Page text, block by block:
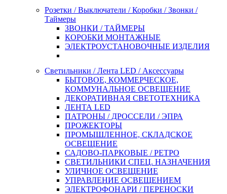
Розетки / Выключатели / Коробки / Звонки /
Таймеры
ЗВОНКИ / ТАЙМЕРЫ
КОРОБКИ МОНТАЖНЫЕ
ЭЛЕКТРОУСТАНОВОЧНЫЕ ИЗДЕЛИЯ
Светильники / Лента LED / Аксессуары
БЫТОВОЕ, КОММЕРЧЕСКОЕ,
КОММУНАЛЬНОЕ ОСВЕЩЕНИЕ
ДЕКОРАТИВНАЯ СВЕТОТЕХНИКА
ЛЕНТА LED
ПАТРОНЫ / ДРОССЕЛИ / ЭПРА
ПРОЖЕКТОРЫ
ПРОМЫШЛЕННОЕ, СКЛАДСКОЕ
ОСВЕЩЕНИЕ
САДОВО-ПАРКОВЫЕ / РЕТРО
СВЕТИЛЬНИКИ СПЕЦ. НАЗНАЧЕНИЯ
УЛИЧНОЕ ОСВЕЩЕНИЕ
УПРАВЛЕНИЕ ОСВЕЩЕНИЕМ
ЭЛЕКТРОФОНАРИ / ПЕРЕНОСКИ